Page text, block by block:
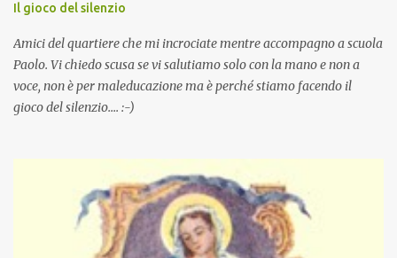
Il gioco del silenzio
Amici del quartiere che mi incrociate mentre accompagno a scuola
Paolo. Vi chiedo scusa se vi salutiamo solo con la mano e non a
voce, non è per maleducazione ma è perché stiamo facendo il
gioco del silenzio.... :-)